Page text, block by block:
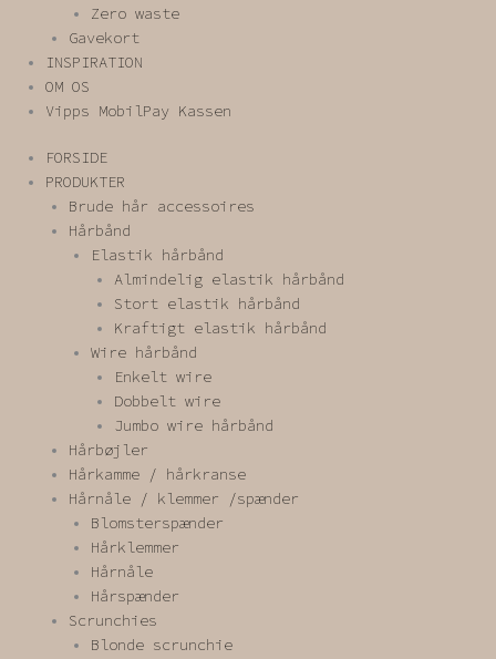
Zero waste
Gavekort
INSPIRATION
OM OS
Vipps MobilPay Kassen
FORSIDE
PRODUKTER
Brude hår accessoires
Hårbånd
Elastik hårbånd
Almindelig elastik hårbånd
Stort elastik hårbånd
Kraftigt elastik hårbånd
Wire hårbånd
Enkelt wire
Dobbelt wire
Jumbo wire hårbånd
Hårbøjler
Hårkamme / hårkranse
Hårnåle / klemmer /spænder
Blomsterspænder
Hårklemmer
Hårnåle
Hårspænder
Scrunchies
Blonde scrunchie